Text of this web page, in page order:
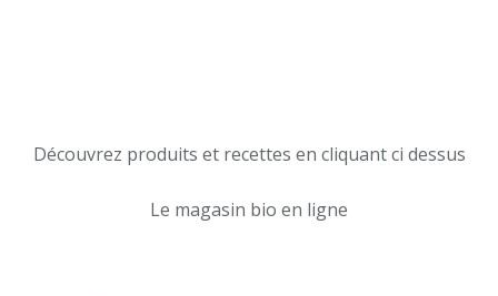
Découvrez produits et recettes en cliquant ci dessus
Le magasin bio en ligne